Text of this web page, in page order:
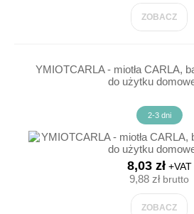
ZOBACZ
YMIOTCARLA - miotła CARLA,
do użytku
2-3 dni
8,03 zł+VAT
9,88 złbrutto
ZOBACZ